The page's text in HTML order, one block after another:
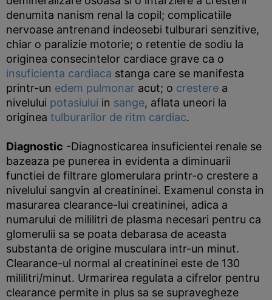
denumita nanism renal la copil; complicatiile
nervoase antrenand indeosebi tulburari senzitive,
chiar o paralizie motorie; o retentie de sodiu la
originea consecintelor cardiace grave ca o
insuficienta cardiaca stanga care se manifesta
printr-un edem pulmonar acut; o crestere a
nivelului potasiului in sange, aflata uneori la
originea tulburarilor de ritm cardiac.
Diagnostic -Diagnosticarea insuficientei renale se
bazeaza pe punerea in evidenta a diminuarii
functiei de filtrare glomerulara printr-o crestere a
nivelului sangvin al creatininei. Examenul consta in
masurarea clearance-lui creatininei, adica a
numarului de mililitri de plasma necesari pentru ca
glomerulii sa se poata debarasa de aceasta
substanta de origine musculara intr-un minut.
Clearance-ul normal al creatininei este de 130
mililitri/minut. Urmarirea regulata a cifrelor pentru
clearance permite in plus sa se supravegheze